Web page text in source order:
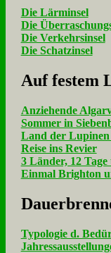
Die Lärminsel
Die
Die Verkehrsinsel
Die Schatzinsel
Auf fe­stem
Anziehende
Sommer in
Land der
Reise ins Revier
3 Länder, 12
Einmal Brighton
Typologie d.